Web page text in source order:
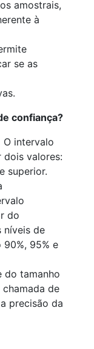
amostrais,
à
se as
confiança?
O intervalo
dois valores:
superior.
do
níveis de
95% e
do tamanho
de
precisão da